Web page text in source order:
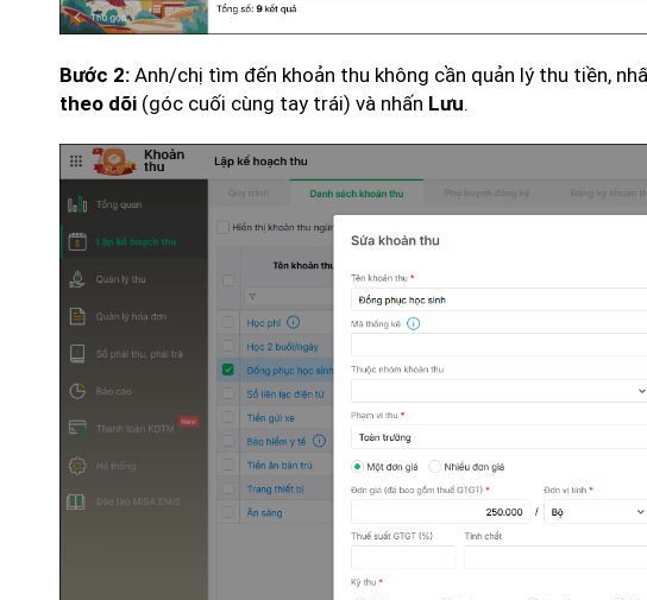
Bước 2: Anh/chị tìm đến khoản thu không cần quản lý thu tiền,
theo dõi (góc cuối cùng tay trái) và nhấn Lưu.